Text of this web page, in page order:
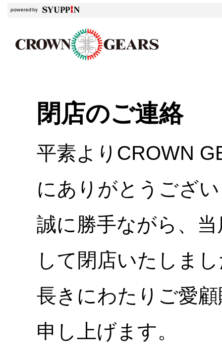
閉店のご連絡
平素よりCROWN
にありがとうござ
誠に勝手ながら、
して閉店いたしま
長きにわたりご愛
申し上げます。